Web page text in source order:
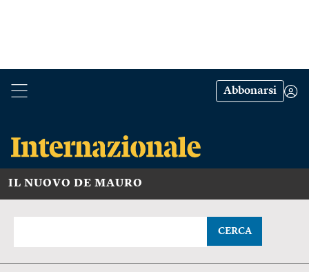
Abbonarsi
IL NUOVO DE MAURO
CERCA